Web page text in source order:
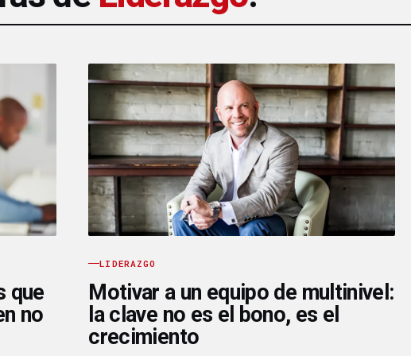
que
no
LIDERAZGO
Motivar a un equipo de multinivel:
la clave no es el bono, es el
crecimiento